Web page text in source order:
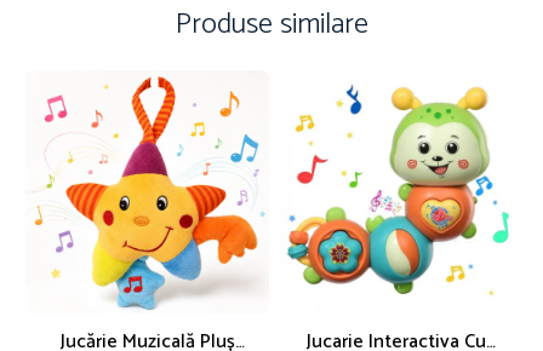
Produse similare
Jucărie Muzicală Pluș
Jucarie Interactiva Cu